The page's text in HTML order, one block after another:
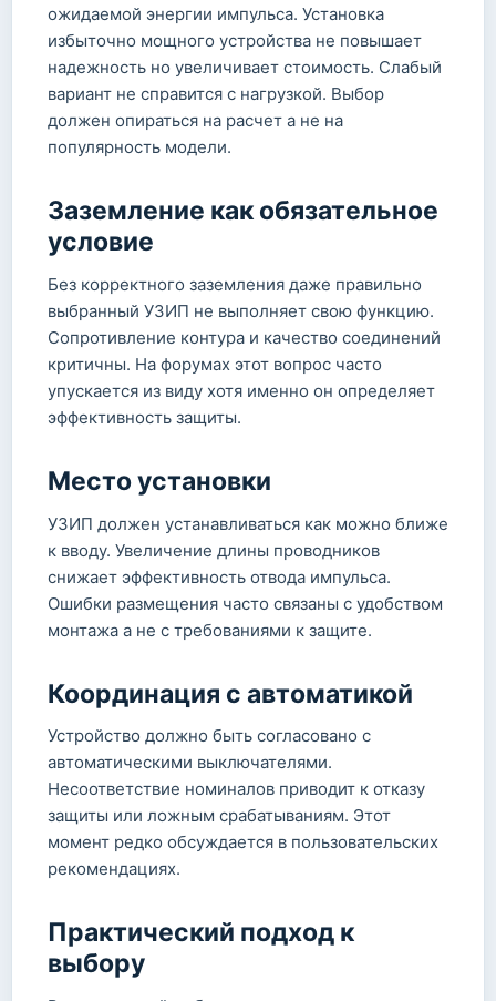
ожидаемой энергии импульса. Установка
избыточно мощного устройства не повышает
надежность но увеличивает стоимость. Слабый
вариант не справится с нагрузкой. Выбор
должен опираться на расчет а не на
популярность модели.
Заземление как обязательное
условие
Без корректного заземления даже правильно
выбранный УЗИП не выполняет свою функцию.
Сопротивление контура и качество соединений
критичны. На форумах этот вопрос часто
упускается из виду хотя именно он определяет
эффективность защиты.
Место установки
УЗИП должен устанавливаться как можно ближе
к вводу. Увеличение длины проводников
снижает эффективность отвода импульса.
Ошибки размещения часто связаны с удобством
монтажа а не с требованиями к защите.
Координация с автоматикой
Устройство должно быть согласовано с
автоматическими выключателями.
Несоответствие номиналов приводит к отказу
защиты или ложным срабатываниям. Этот
момент редко обсуждается в пользовательских
рекомендациях.
Практический подход к
выбору